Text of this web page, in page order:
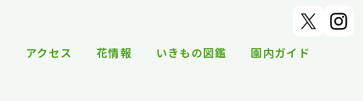
アクセス 花情報 いきもの図鑑 園内ガイド